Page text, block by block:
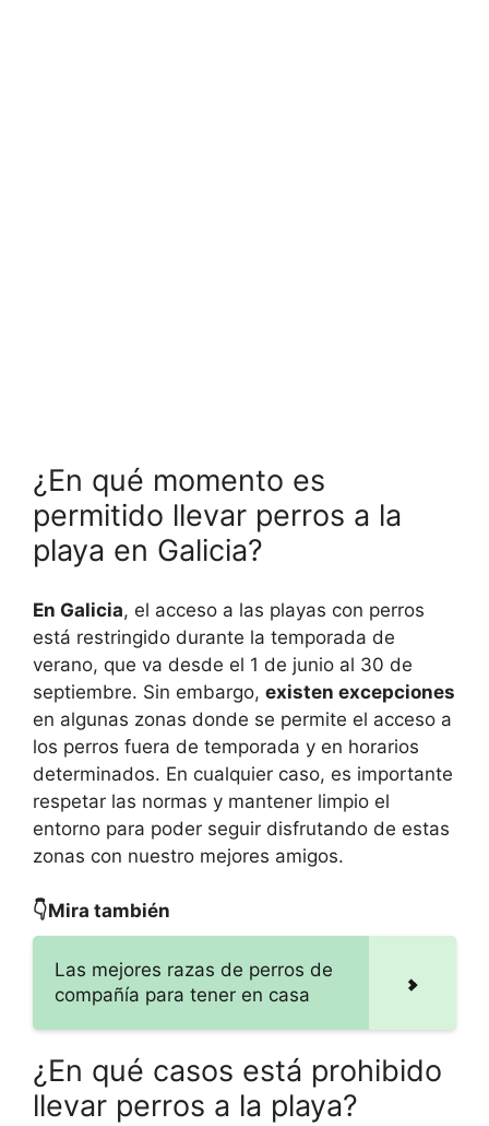
¿En qué momento es
permitido llevar perros a la
playa en Galicia?
En Galicia, el acceso a las playas con perros
está restringido durante la temporada de
verano, que va desde el 1 de junio al 30 de
septiembre. Sin embargo, existen excepciones
en algunas zonas donde se permite el acceso a
los perros fuera de temporada y en horarios
determinados. En cualquier caso, es importante
respetar las normas y mantener limpio el
entorno para poder seguir disfrutando de estas
zonas con nuestro mejores amigos.
👇Mira también
Las mejores razas de perros de
compañía para tener en casa
¿En qué casos está prohibido
llevar perros a la playa?